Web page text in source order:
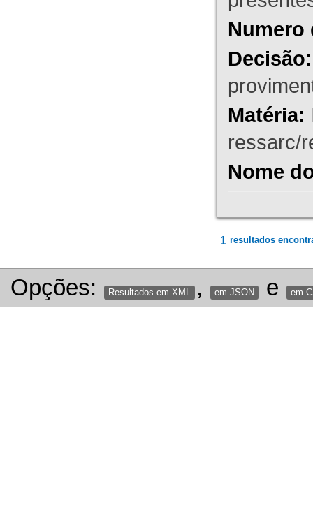
Numero
Decisão:
Matéria:
ressarc/
Nome
1 resultados
Opções: Resultados em XML , em JSON e em